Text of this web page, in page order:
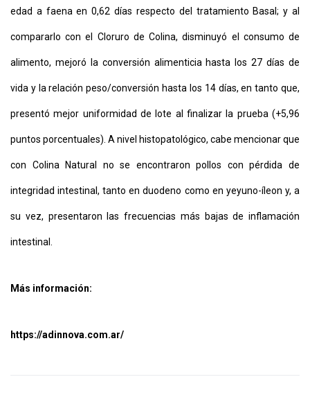
edad a faena en 0,62 días respecto del tratamiento Basal; y al
compararlo con el Cloruro de Colina, disminuyó el consumo de
alimento, mejoró la conversión alimenticia hasta los 27 días de
vida y la relación peso/conversión hasta los 14 días, en tanto que,
presentó mejor uniformidad de lote al finalizar la prueba (+5,96
puntos porcentuales). A nivel histopatológico, cabe mencionar que
con Colina Natural no se encontraron pollos con pérdida de
integridad intestinal, tanto en duodeno como en yeyuno-íleon y, a
su vez, presentaron las frecuencias más bajas de inflamación
intestinal.
Más información:
https://adinnova.com.ar/